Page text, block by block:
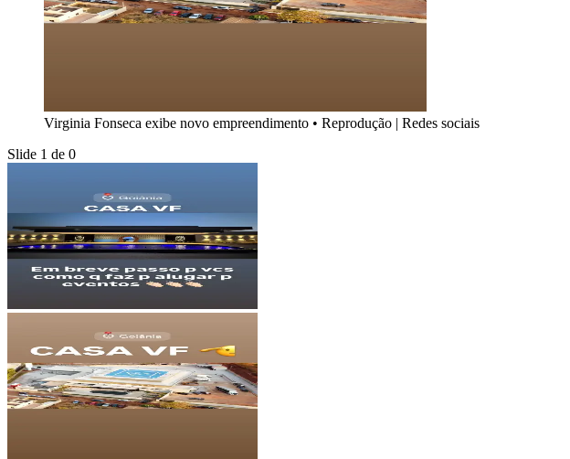
Virginia Fonseca exibe novo empreendimento • Reprodução | Redes sociais
Slide 1 de 0